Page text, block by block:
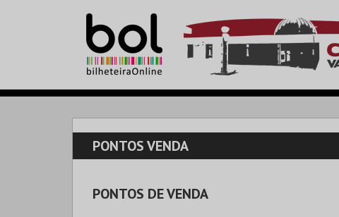
PONTOS VENDA
PONTOS DE VENDA